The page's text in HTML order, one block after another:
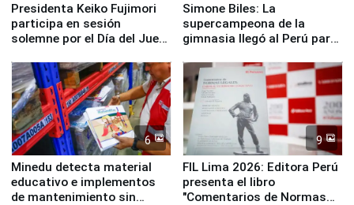
Presidenta Keiko Fujimori
participa en sesión
solemne por el Día del Juez
Simone Biles: La
supercampeona de la
gimnasia llegó al Perú para
Panamericanos Lima 2027
6
Minedu detecta material
educativo e implementos
de mantenimiento sin
9
FIL Lima 2026: Editora Perú
presenta el libro
"Comentarios de Normas